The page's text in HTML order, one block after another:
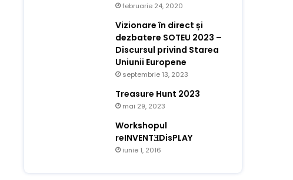
februarie 24, 2020
Vizionare în direct și
dezbatere SOTEU 2023 –
Discursul privind Starea
Uniunii Europene
septembrie 13, 2023
Treasure Hunt 2023
mai 29, 2023
Workshopul
reINVENTƎDisPLAY
iunie 1, 2016